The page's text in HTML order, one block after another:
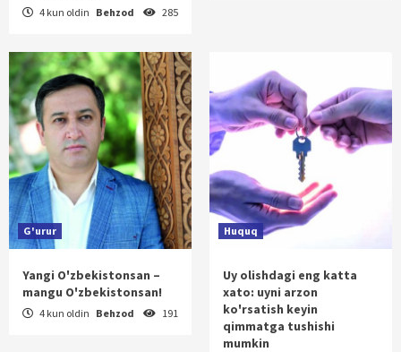
4 kun oldin Behzod 285
G'urur
Yangi O'zbekistonsan –
mangu O'zbekistonsan!
4 kun oldin Behzod 191
Huquq
Uy olishdagi eng katta
xato: uyni arzon
ko'rsatish keyin
qimmatga tushishi
mumkin